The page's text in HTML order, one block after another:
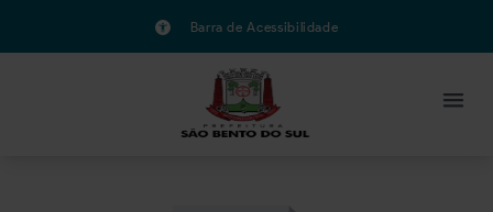
Barra de Acessibilidade